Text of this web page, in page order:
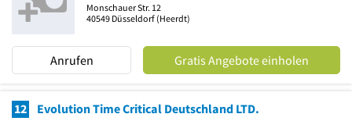
Monschauer Str. 12
40549 Düsseldorf (Heerdt)
Anrufen Gratis Angebote einholen
12 Evolution Time Critical Deutschland LTD.